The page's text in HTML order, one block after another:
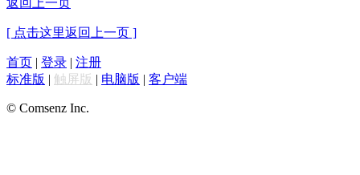
[ 点击这里返回上一页 ]
首页 | 登录 | 注册
标准版 | 触屏版 | 电脑版 | 客户端
© Comsenz Inc.